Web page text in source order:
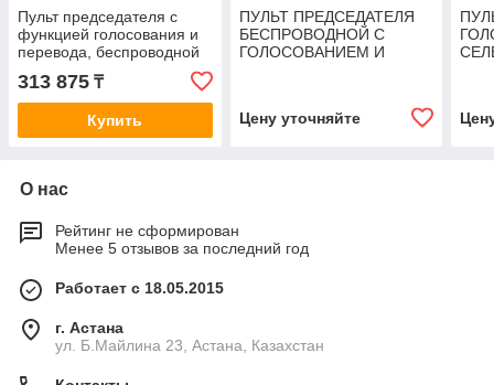
Пульт председателя с
функцией голосования и
перевода, беспроводной
Vissonic VIS-WVC-T
313 875 ₸
Купить
ПУЛЬТ ПРЕДСЕДАТЕЛЯ
БЕСПРОВОДНОЙ С
ГОЛОСОВАНИЕМ И
Цену уточняйте
О нас
Рейтинг не сформирован
Менее 5 отзывов за последний год
Работает с 18.05.2015
г. Астана
ул. Б.Майлина 23, Астана, Казахстан